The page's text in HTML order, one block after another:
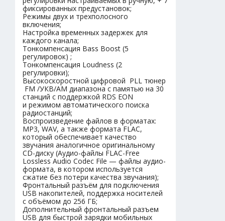
фиксированных предустановок;
Режимы двух и трехполосного
включения;
Настройка временных задержек для
каждого канала;
Тонкомпенсация Bass Boost (5
регулировок) ;
Тонкомпенсация Loudness (2
регулировки);
Высокоскоростной цифровой PLL тюнер
FM /УКВ/AM диапазона с памятью на 30
станций c поддержкой RDS EON
и режимом автоматического поиска
радиостанций;
Воспроизведение файлов в форматах:
MP3, WAV, а также формата FLAC,
который обеспечивает качество
звучания аналогичное оригинальному
CD-диску (Аудио-файлы FLAC-Free
Lossless Audio Codec File — файлы аудио-
формата, в котором используется
сжатие без потери качества звучания);
Фронтальный разъём для подключения
USB накопителей, поддержка носителей
с объёмом до 256 ГБ;
Дополнительный фронтальный разъем
USB для быстрой зарядки мобильных